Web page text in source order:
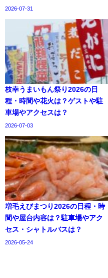
2026-07-31
枝幸うまいもん祭り2026の日
程・時間や花火は？ゲストや駐
車場やアクセスは？
2026-07-03
増毛えびまつり2026の日程・時
間や屋台内容は？駐車場やアク
セス・シャトルバスは？
2026-05-24